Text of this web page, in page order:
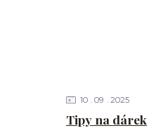
Tipy na dárek
10 09 2025